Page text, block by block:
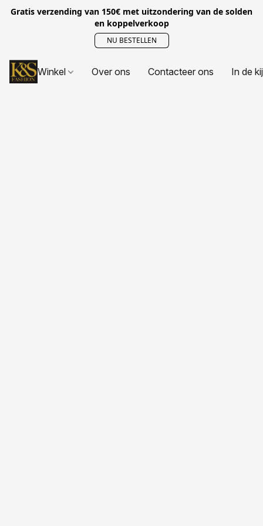
Gratis verzending van 150€ met uitzondering van de solden
en koppelverkoop
NU BESTELLEN
Winkel Over ons Contacteer ons In de